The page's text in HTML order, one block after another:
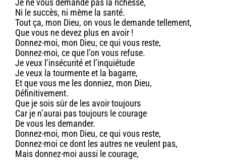
Je ne vous demande pas la richesse,
Ni le succès, ni même la santé.
Tout ça, mon Dieu, on vous le demande tellement,
Que vous ne devez plus en avoir !
Donnez-moi, mon Dieu, ce qui vous reste,
Donnez-moi, ce que l’on vous refuse.
Je veux l’insécurité et l’inquiétude
Je veux la tourmente et la bagarre,
Et que vous me les donniez, mon Dieu,
Définitivement.
Que je sois sûr de les avoir toujours
Car je n’aurai pas toujours le courage
De vous les demander.
Donnez-moi, mon Dieu, ce qui vous reste,
Donnez-moi ce dont les autres ne veulent pas,
Mais donnez-moi aussi le courage,